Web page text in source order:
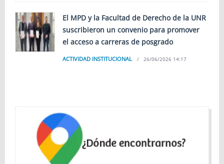
El MPD y la Facultad de Derecho de la UNR
suscribieron un convenio para promover
el acceso a carreras de posgrado
ACTIVIDAD INSTITUCIONAL 26/06/2026 14:17